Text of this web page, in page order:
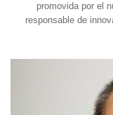
promovida por el
responsable de